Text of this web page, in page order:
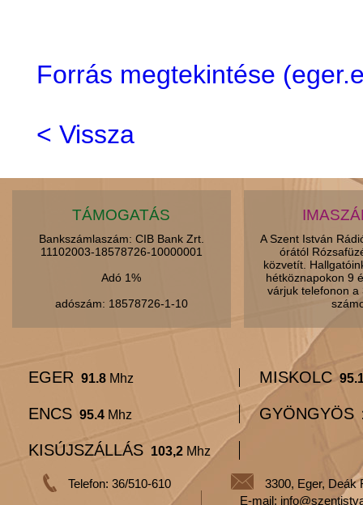
Forrás megtekintése
< Vissza
TÁMOGATÁS
Bankszámlaszám: CIB Bank Zrt.
11102003-18578726-10000001
Adó 1%
adószám: 18578726-1-10
A Szent István
órától
közvetít.
hétköznapokon 9
várjuk telefonon
EGER 91.8 Mhz MISKOLC
ENCS 95.4 Mhz GYÖNGYÖS
KISÚJSZÁLLÁS 103,2 Mhz
Telefon: 36/510-610
3300, Eger, Deák
E-mail: